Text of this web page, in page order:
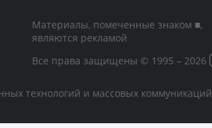
Материалы, помеченные знаком ■,
являются рекламой
Все права защищены © 1995 – 2026
технологий и массовых коммуникаций